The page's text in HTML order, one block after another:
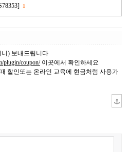
1
) 보내드립니다
plugin/coupon/이곳에서 확인하세요
할인또는 온라인 교육에 현금처럼 사용가